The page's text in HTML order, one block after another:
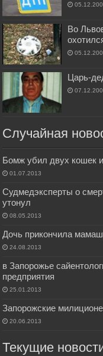
Во
Царь-
Случайная
Бомж убил двух кошек
01.07.2013
Судмедэксперты о
утонул
08.05.2013
Дочь прикончила
24.08.2013
в Запорожье
предприятия
25.01.2013
Запорожские
20.06.2013
Текущие